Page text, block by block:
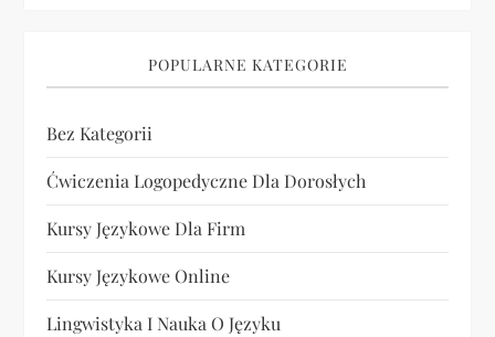
POPULARNE KATEGORIE
Bez Kategorii
Ćwiczenia Logopedyczne Dla Dorosłych
Kursy Językowe Dla Firm
Kursy Językowe Online
Lingwistyka I Nauka O Języku